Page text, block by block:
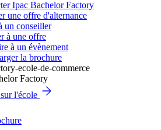
Ipac Bachelor Factory
une offre d'alternance
un conseiller
à une offre
à un évènement
la brochure
Factory
l'école